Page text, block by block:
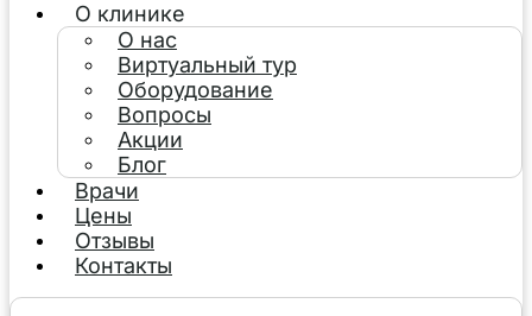
О клинике
О нас
Виртуальный тур
Оборудование
Вопросы
Акции
Блог
Врачи
Цены
Отзывы
Контакты